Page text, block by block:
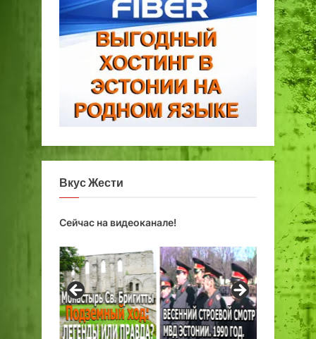
Вкус Жести
Сейчас на видеоканале!